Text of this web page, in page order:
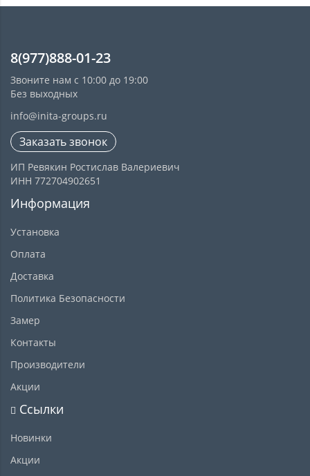
8(977)888-01-23
Звоните нам с 10:00 до 19:00
Без выходных
info@inita-groups.ru
Заказать звонок
ИП Ревякин Ростислав Валериевич
ИНН 772704902651
Информация
Установка
Оплата
Доставка
Политика Безопасности
Замер
Контакты
Производители
Акции
Ссылки
Новинки
Акции